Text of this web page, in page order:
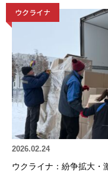
ウクライナ
2026.02.24
ウクライナ：紛争拡大・